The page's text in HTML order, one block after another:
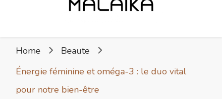
Home
Beaute
Énergie féminine et oméga-3 : le duo vital
pour notre bien-être